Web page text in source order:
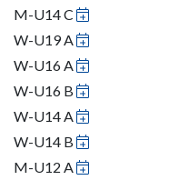
M-U14 C
W-U19 A
W-U16 A
W-U16 B
W-U14 A
W-U14 B
M-U12 A